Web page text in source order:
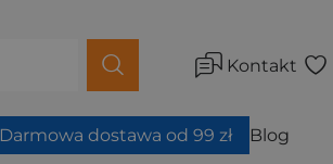
Kontakt
Darmowa dostawa od 99 zł Blog